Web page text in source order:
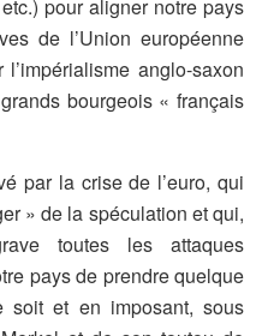
pour aligner notre pays
de l’Union européenne
anglo-saxon
bourgeois « français
par la crise de l’euro, qui
» de la spéculation et qui,
toutes les attaques
pays de prendre quelque
soit et en imposant, sous